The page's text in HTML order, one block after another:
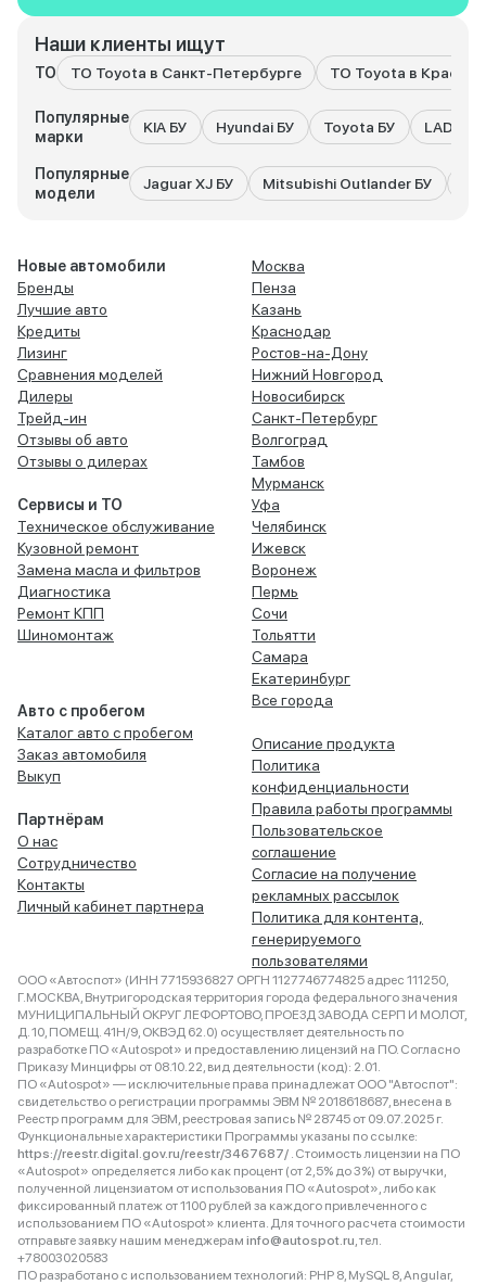
Наши клиенты ищут
ТО ТО Toyota в Санкт-Петербурге ТО Toyota в
Популярные
марки
KIA БУ Hyundai БУ Toyota БУ LADA БУ
Популярные
модели
Jaguar XJ БУ Mitsubishi Outlander БУ
Новые автомобили
Бренды
Лучшие авто
Кредиты
Лизинг
Сравнения моделей
Дилеры
Трейд-ин
Отзывы об авто
Отзывы о дилерах
Сервисы и ТО
Техническое обслуживание
Кузовной ремонт
Замена масла и фильтров
Диагностика
Ремонт КПП
Шиномонтаж
Авто с пробегом
Каталог авто с пробегом
Заказ автомобиля
Выкуп
Партнёрам
О нас
Сотрудничество
Контакты
Личный кабинет партнера
Москва
Пенза
Казань
Краснодар
Ростов-на-Дону
Нижний Новгород
Новосибирск
Санкт-Петербург
Волгоград
Тамбов
Мурманск
Уфа
Челябинск
Ижевск
Воронеж
Пермь
Сочи
Тольятти
Самара
Екатеринбург
Все города
Описание продукта
Политика
конфиденциальности
Правила работы программы
Пользовательское
соглашение
Согласие на получение
рекламных рассылок
Политика для контента,
генерируемого
пользователями
ООО «Автоспот» (ИНН 7715936827 ОРГН 1127746774825 адрес 111250,
Г.МОСКВА, Внутригородская территория города федерального значения
МУНИЦИПАЛЬНЫЙ ОКРУГ ЛЕФОРТОВО, ПРОЕЗД ЗАВОДА СЕРП И МОЛОТ,
Д. 10, ПОМЕЩ. 41Н/9, ОКВЭД 62.0) осуществляет деятельность по
разработке ПО «Autospot» и предоставлению лицензий на ПО. Согласно
Приказу Минцифры от 08.10.22, вид деятельности (код): 2.01.
ПО «Autospot» — исключительные права принадлежат ООО "Автоспот":
свидетельство о регистрации программы ЭВМ № 2018618687, внесена в
Реестр программ для ЭВМ, реестровая запись № 28745 от 09.07.2025 г.
Функциональные характеристики Программы указаны по ссылке:
https://reestr.digital.gov.ru/reestr/3467687/ . Стоимость лицензии на ПО
«Autospot» определяется либо как процент (от 2,5% до 3%) от выручки,
полученной лицензиатом от использования ПО «Autospot», либо как
фиксированный платеж от 1100 рублей за каждого привлеченного с
использованием ПО «Autospot» клиента. Для точного расчета стоимости
отправьте заявку нашим менеджерам info@autospot.ru , тел.
+78003020583
ПО разработано с использованием технологий: PHP 8, MySQL 8, Angular,